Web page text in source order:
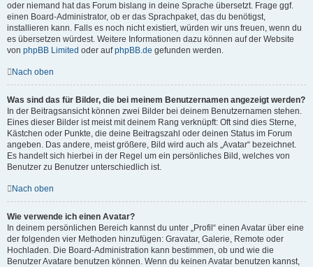
oder niemand hat das Forum bislang in deine Sprache übersetzt. Frage ggf.
einen Board-Administrator, ob er das Sprachpaket, das du benötigst,
installieren kann. Falls es noch nicht existiert, würden wir uns freuen, wenn du
es übersetzen würdest. Weitere Informationen dazu können auf der Website
von phpBB Limited oder aufphpBB.de gefunden werden.
Nach oben
Was sind das für Bilder, die bei meinem Benutzernamen angezeigt werden?
In der Beitragsansicht können zwei Bilder bei deinem Benutzernamen stehen.
Eines dieser Bilder ist meist mit deinem Rang verknüpft: Oft sind dies Sterne,
Kästchen oder Punkte, die deine Beitragszahl oder deinen Status im Forum
angeben. Das andere, meist größere, Bild wird auch als „Avatar“ bezeichnet.
Es handelt sich hierbei in der Regel um ein persönliches Bild, welches von
Benutzer zu Benutzer unterschiedlich ist.
Nach oben
Wie verwende ich einen Avatar?
In deinem persönlichen Bereich kannst du unter „Profil“ einen Avatar über eine
der folgenden vier Methoden hinzufügen: Gravatar, Galerie, Remote oder
Hochladen. Die Board-Administration kann bestimmen, ob und wie die
Benutzer Avatare benutzen können. Wenn du keinen Avatar benutzen kannst,